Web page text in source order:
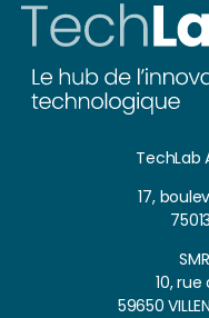
TechLab
17,
10,
59650